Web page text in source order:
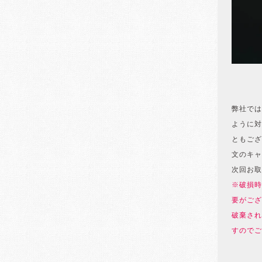
弊社で
ように
ともご
文のキ
次回お
※破損時
要がご
破棄さ
すので